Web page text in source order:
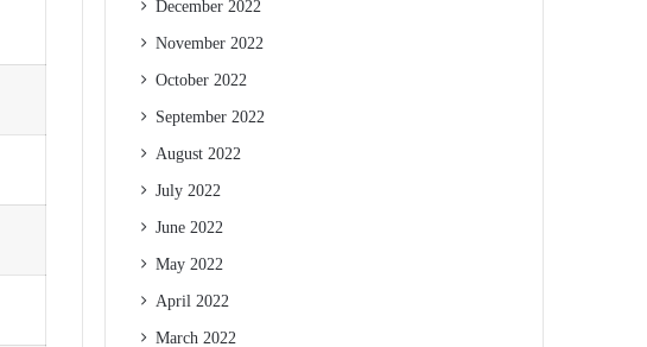
December 2022
November 2022
October 2022
September 2022
August 2022
July 2022
June 2022
May 2022
April 2022
March 2022